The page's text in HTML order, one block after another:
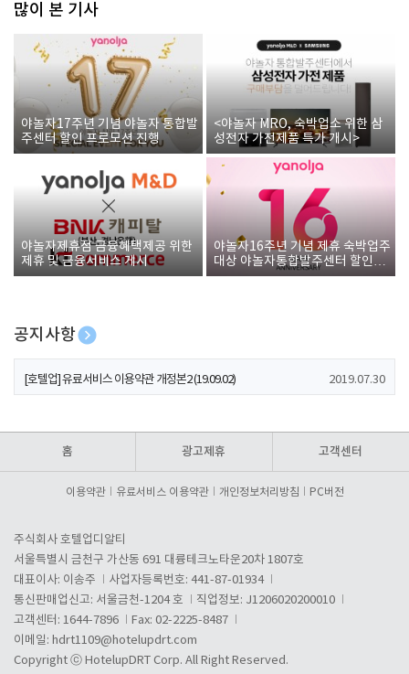
많이 본 기사
야놀자17주년 기념 야놀자 통합발
주센터 할인 프로모션 진행
<야놀자 MRO, 숙박업소 위한 삼
성전자 가전제품 특가 개시>
야놀자제휴점 금융혜택제공 위한
제휴 및 금융서비스 게시
야놀자16주년 기념 제휴 숙박업주
대상 야놀자통합발주센터 할인쿠
폰 증정
공지사항
[호텔업] 개인정보 처리방침 개정본1 (19.09.02)
[호텔업] 유료서비스 이용약관 개정본2 (19.09.02) 2019.07.30
홈 광고제휴 고객센터
이용약관 유료서비스 이용약관 개인정보처리방침 PC버전
주식회사 호텔업디알티
서울특별시 금천구 가산동 691 대륭테크노타운20차 1807호
대표이사: 이송주
사업자등록번호: 441-87-01934
통신판매업신고: 서울금천-1204 호
직업정보: J1206020200010
고객센터: 1644-7896
Fax: 02-2225-8487
이메일: hdrt1109@hotelupdrt.com
Copyright ⓒ HotelupDRT Corp. All Right Reserved.